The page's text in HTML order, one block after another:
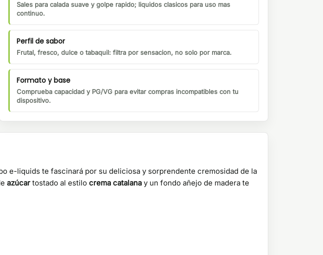
Sales para calada suave y golpe rapido; liquidos clasicos para uso mas
continuo.
Perfil de sabor
Frutal, fresco, dulce o tabaquil: filtra por sensacion, no solo por marca.
Formato y base
Comprueba capacidad y PG/VG para evitar compras incompatibles con tu
dispositivo.
e-liquids te fascinará por su deliciosa y sorprendente cremosidad de la
azúcar tostado al estilo crema catalana y un fondo añejo de madera te